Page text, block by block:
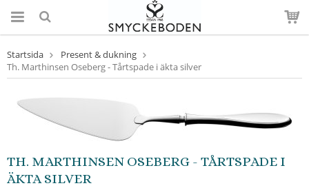
Startsida
Present & dukning
Th. Marthinsen Oseberg - Tårtspade i äkta silver
TH. MARTHINSEN OSEBERG - TÅRTSPADE I
ÄKTA SILVER